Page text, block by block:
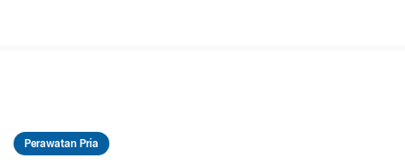
Perawatan Pria